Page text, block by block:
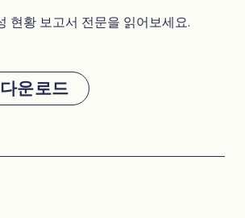
현황 보고서 전문을 읽어보세요.
운로드